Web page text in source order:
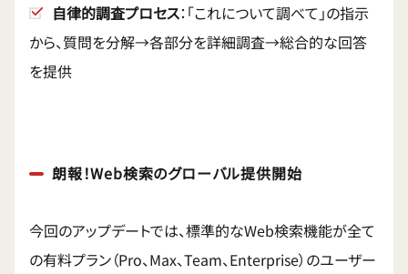
自律的調査プロセス：「これについて調べて」の指示
から、質問を分解→各部分を詳細調査→総合的な回答
を提供
朗報！Web検索のグローバル提供開始
今回のアップデートでは、標準的なWeb検索機能が全て
の有料プラン（Pro、Max、Team、Enterprise）のユーザー